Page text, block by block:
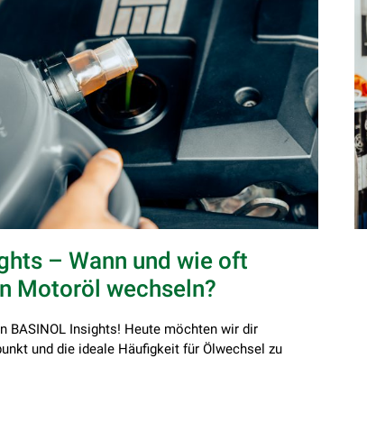
– Wann und wie oft
Motoröl wechseln?
BASINOL Insights! Heute möchten wir dir
und die ideale Häufigkeit für Ölwechsel zu